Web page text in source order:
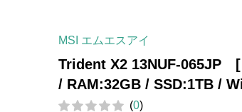
MSI エムエスアイ
Trident X2 13NUF-065JP [
/ RAM:32GB / SSD:1TB /
(0)